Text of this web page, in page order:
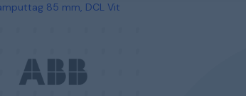
85 mm, DCL Vit